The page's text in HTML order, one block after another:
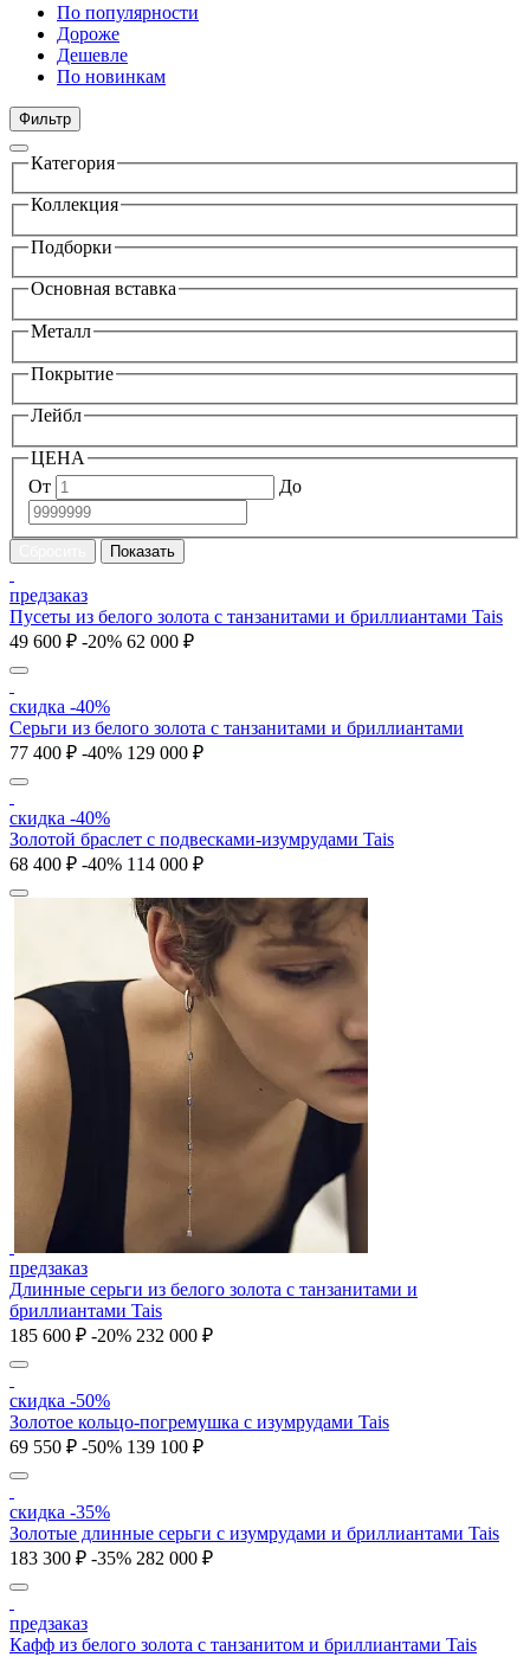
По популярности
Дороже
Дешевле
По новинкам
Фильтр
Категория
Коллекция
Подборки
Основная вставка
Металл
Покрытие
Лейбл
ЦЕНА
От
До
предзаказ
Пусеты из белого золота с танзанитами и бриллиантами Tais
49 600 ₽ -20% 62 000 ₽
скидка -40%
Серьги из белого золота с танзанитами и бриллиантами
77 400 ₽ -40% 129 000 ₽
скидка -40%
Золотой браслет с подвесками-изумрудами Tais
68 400 ₽ -40% 114 000 ₽
предзаказ
Длинные серьги из белого золота с танзанитами и
бриллиантами Tais
185 600 ₽ -20% 232 000 ₽
скидка -50%
Золотое кольцо-погремушка с изумрудами Tais
69 550 ₽ -50% 139 100 ₽
скидка -35%
Золотые длинные серьги с изумрудами и бриллиантами Tais
183 300 ₽ -35% 282 000 ₽
предзаказ
Кафф из белого золота с танзанитом и бриллиантами Tais